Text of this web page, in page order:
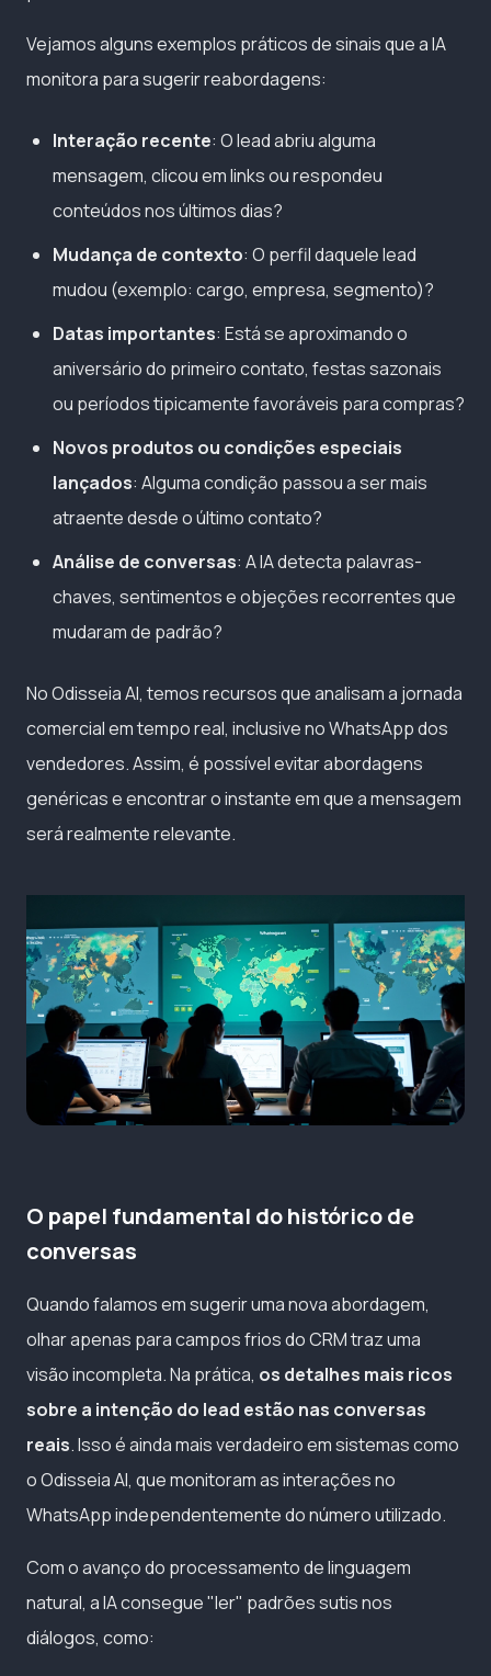
Vejamos alguns exemplos práticos de sinais que a IA
monitora para sugerir reabordagens:
Interação recente: O lead abriu alguma
mensagem, clicou em links ou respondeu
conteúdos nos últimos dias?
Mudança de contexto: O perfil daquele lead
mudou (exemplo: cargo, empresa, segmento)?
Datas importantes: Está se aproximando o
aniversário do primeiro contato, festas sazonais
ou períodos tipicamente favoráveis para compras?
Novos produtos ou condições especiais
lançados: Alguma condição passou a ser mais
atraente desde o último contato?
Análise de conversas: A IA detecta palavras-
chaves, sentimentos e objeções recorrentes que
mudaram de padrão?
No Odisseia AI, temos recursos que analisam a jornada
comercial em tempo real, inclusive no WhatsApp dos
vendedores. Assim, é possível evitar abordagens
genéricas e encontrar o instante em que a mensagem
será realmente relevante.
O papel fundamental do histórico de
conversas
Quando falamos em sugerir uma nova abordagem,
olhar apenas para campos frios do CRM traz uma
visão incompleta. Na prática, os detalhes mais ricos
sobre a intenção do lead estão nas conversas
reais. Isso é ainda mais verdadeiro em sistemas como
o Odisseia AI, que monitoram as interações no
WhatsApp independentemente do número utilizado.
Com o avanço do processamento de linguagem
natural, a IA consegue "ler" padrões sutis nos
diálogos, como: